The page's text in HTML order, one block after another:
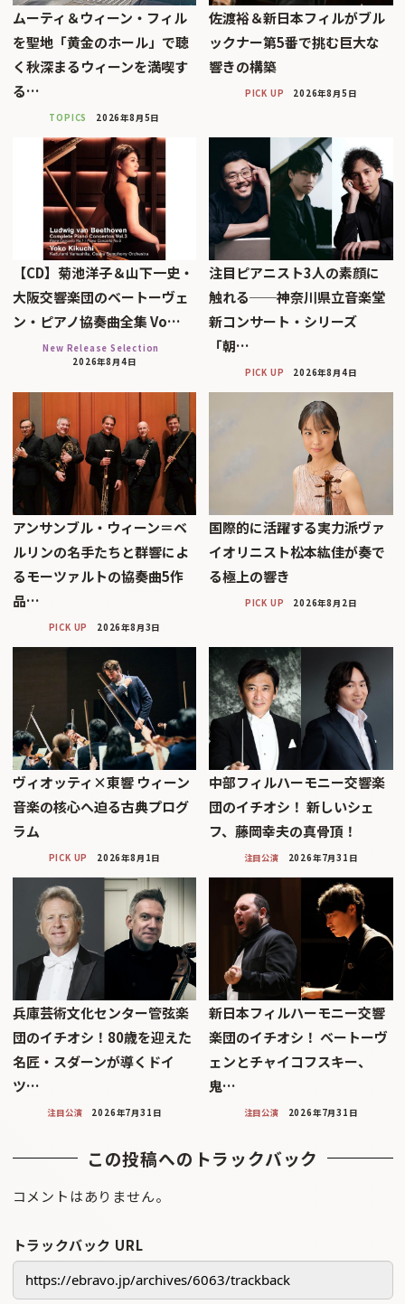
ムーティ＆ウィーン・フィル
を聖地「黄金のホール」で聴
く秋深まるウィーンを満喫す
る…
TOPICS 2026年8月5日
佐渡裕＆新日本フィルがブル
ックナー第5番で挑む巨大な
響きの構築
PICK UP 2026年8月5日
【CD】菊池洋子＆山下一史・
大阪交響楽団のベートーヴェ
ン・ピアノ協奏曲全集 Vo…
New Release Selection
2026年8月4日
注目ピアニスト3人の素顔に
触れる──神奈川県立音楽堂
新コンサート・シリーズ
「朝…
PICK UP 2026年8月4日
アンサンブル・ウィーン＝ベ
ルリンの名手たちと群響によ
るモーツァルトの協奏曲5作
品…
PICK UP 2026年8月3日
国際的に活躍する実力派ヴァ
イオリニスト松本紘佳が奏で
る極上の響き
PICK UP 2026年8月2日
ヴィオッティ×東響 ウィーン
音楽の核心へ迫る古典プログ
ラム
PICK UP 2026年8月1日
中部フィルハーモニー交響楽
団のイチオシ！ 新しいシェ
フ、藤岡幸夫の真骨頂！
注目公演 2026年7月31日
兵庫芸術文化センター管弦楽
団のイチオシ！80歳を迎えた
名匠・スダーンが導くドイ
ツ…
注目公演 2026年7月31日
新日本フィルハーモニー交響
楽団のイチオシ！ ベートーヴ
ェンとチャイコフスキー、
鬼…
注目公演 2026年7月31日
この投稿へのトラックバック
コメントはありません。
トラックバック URL